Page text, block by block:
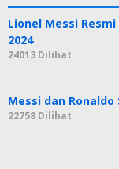
Lionel Messi
2024
24013 Dilihat
Messi dan Ronaldo
22758 Dilihat